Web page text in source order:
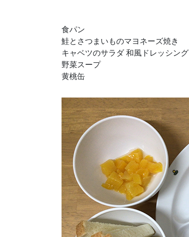
食パン
鮭とさつまいものマヨネーズ焼き
キャベツのサラダ 和風ドレッシング
野菜スープ
黄桃缶